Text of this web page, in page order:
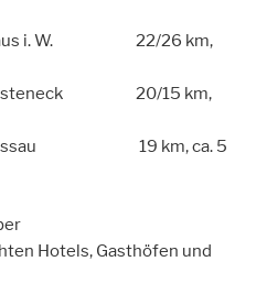
i. W. 22/26 km,
20/15 km,
19 km, ca. 5
Hotels, Gasthöfen und